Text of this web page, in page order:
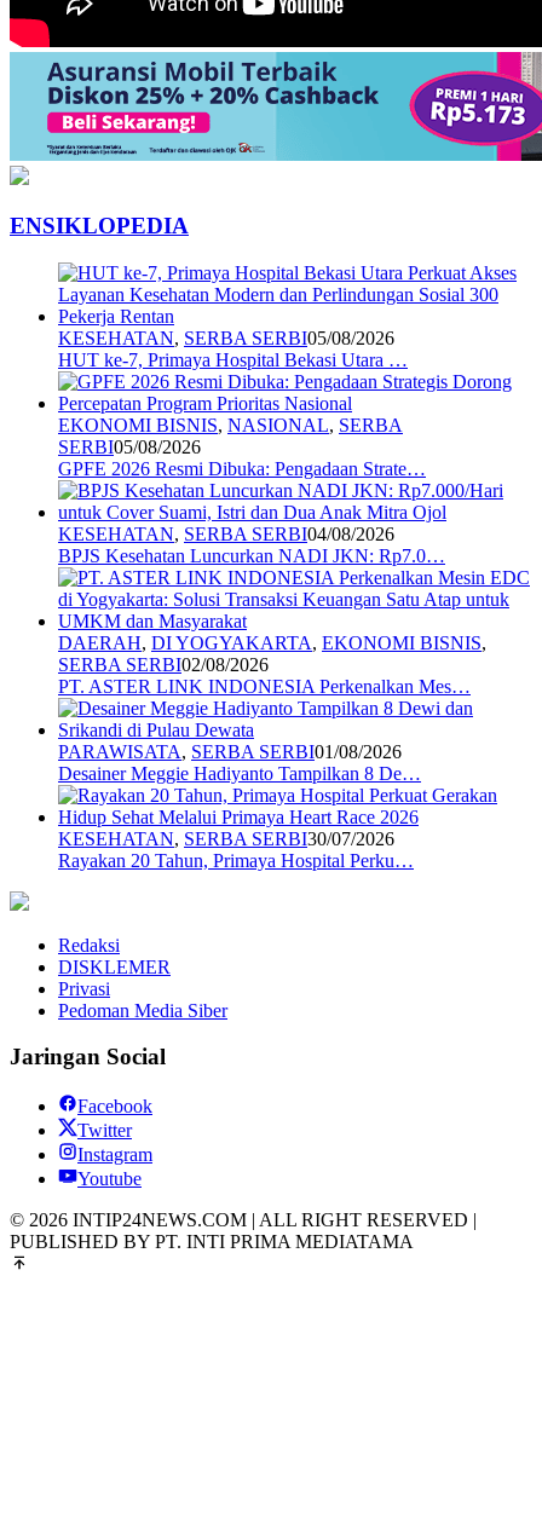
ENSIKLOPEDIA
KESEHATAN, SERBA SERBI05/08/2026
HUT ke-7, Primaya Hospital Bekasi Utara …
EKONOMI BISNIS, NASIONAL, SERBA
SERBI05/08/2026
GPFE 2026 Resmi Dibuka: Pengadaan Strate…
KESEHATAN, SERBA SERBI04/08/2026
BPJS Kesehatan Luncurkan NADI JKN: Rp7.0…
DAERAH, DI YOGYAKARTA, EKONOMI BISNIS,
SERBA SERBI02/08/2026
PT. ASTER LINK INDONESIA Perkenalkan Mes…
PARAWISATA, SERBA SERBI01/08/2026
Desainer Meggie Hadiyanto Tampilkan 8 De…
KESEHATAN, SERBA SERBI30/07/2026
Rayakan 20 Tahun, Primaya Hospital Perku…
Redaksi
DISKLEMER
Privasi
Pedoman Media Siber
Jaringan Social
Facebook
Twitter
Instagram
Youtube
© 2026 INTIP24NEWS.COM | ALL RIGHT RESERVED |
PUBLISHED BY PT. INTI PRIMA MEDIATAMA